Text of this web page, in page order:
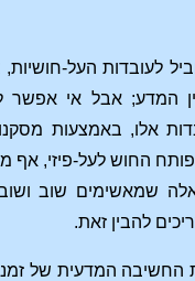
לעובדות העל-חושיות,
המדע; אבל אי אפשר
אלו, באמצעות
החוש לעל-פיזי, אף
שמאשימים שוב
להבין זאת.
החשיבה המדעית של